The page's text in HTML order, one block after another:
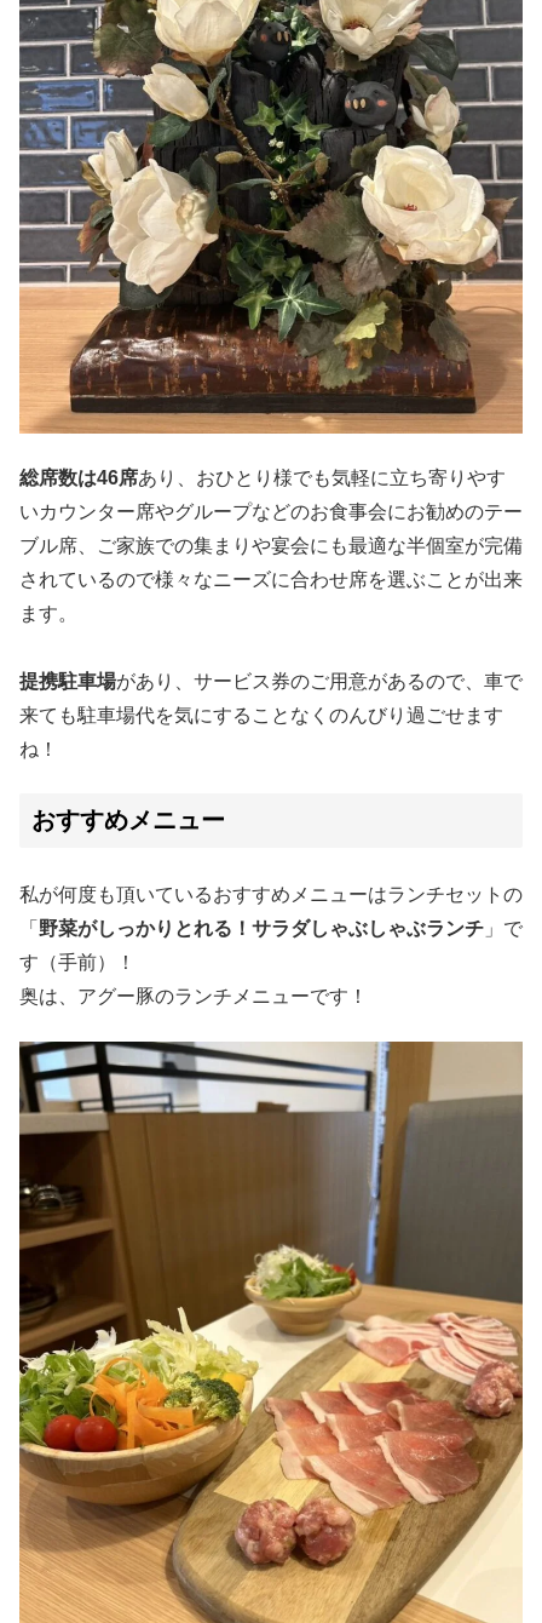
総席数は46席あり、おひとり様でも気軽に立ち寄りやす
いカウンター席やグループなどのお食事会にお勧めのテー
ブル席、ご家族での集まりや宴会にも最適な半個室が完備
されているので様々なニーズに合わせ席を選ぶことが出来
ます。
提携駐車場があり、サービス券のご用意があるので、車で
来ても駐車場代を気にすることなくのんびり過ごせます
ね！
おすすめメニュー
私が何度も頂いているおすすめメニューはランチセットの
「 野菜がしっかりとれる！サラダしゃぶしゃぶランチ 」で
す（手前）！
奥は、アグー豚のランチメニューです！